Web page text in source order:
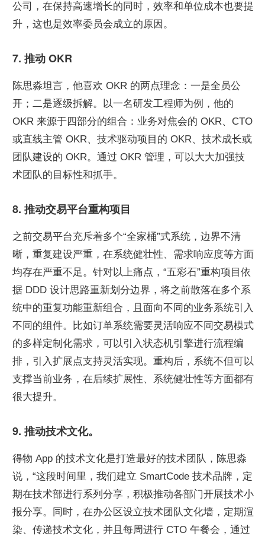
公司，在保持高速增长的同时，效率和单位成本也要提
升，这也是效率委员会成立的原因。
7. 推动 OKR
陈思淼坦言，他喜欢 OKR 的两点理念：一是全员公
开；二是逐级拆解。以一名研发工程师为例，他的
OKR 来源于四部分的组合：业务对焦会的 OKR、CTO
或直线主管 OKR、技术驱动项目的 OKR、技术成长或
团队建设的 OKR。通过 OKR 管理，可以大大加强技
术团队的目标性和抓手。
8. 推动交易平台重构项目
之前交易平台充斥着多个“全家桶”式系统，边界不清
晰，重复建设严重，在系统健壮性、需求响应度等方面
均存在严重不足。针对以上痛点，“五彩石”重构项目依
据 DDD 设计思路重新划分边界，将之前散落在多个系
统中的重复功能重新组合，且面向不同的业务系统引入
不同的组件。比如订单系统需要灵活响应不同交易模式
的多样定制化需求，可以引入状态机引擎进行流程编
排，引入扩展点支持灵活实现。重构后，系统不但可以
支撑当前业务，在后续扩展性、系统健壮性等方面都有
很大提升。
9. 推动技术文化。
得物 App 的技术文化是打造最好的技术团队，陈思淼
说，“这段时间里，我们建立 SmartCode 技术品牌，定
期在技术部进行系列分享，积极推动各部门开展技术小
报分享。同时，在办公区设立技术团队文化墙，定期渲
染、传递技术文化，并且每周进行 CTO 午餐会，通过